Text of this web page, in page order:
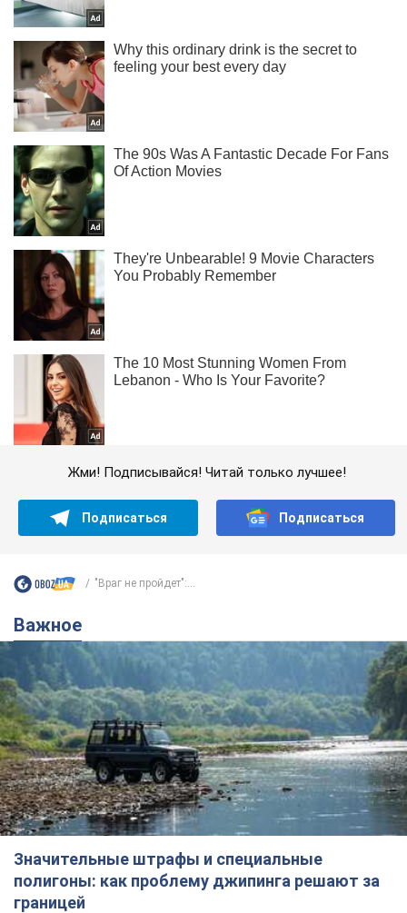
Жми! Подписывайся! Читай только лучшее!
Подписаться Подписаться
"Враг не пройдет":...
Важное
Значительные штрафы и специальные
полигоны: как проблему джипинга решают за
границей